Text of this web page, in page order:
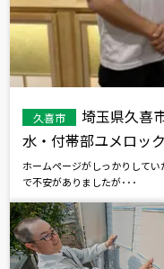
久喜市
埼玉県久喜
水・付帯部ユメロッ
ホームページがしっかりして
で不安がありましたが･･･